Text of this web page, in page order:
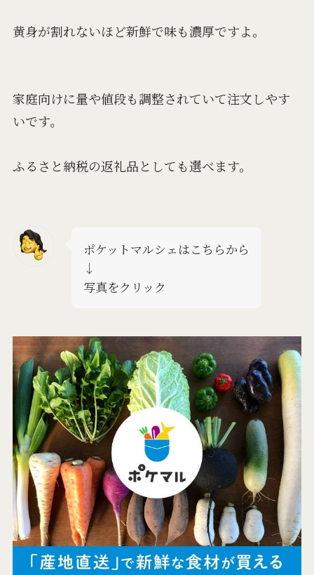
黄身が割れないほど新鮮で味も濃厚ですよ。
家庭向けに量や値段も調整されていて注文しやす
いです。
ふるさと納税の返礼品としても選べます。
ポケットマルシェはこちらから
↓
写真をクリック